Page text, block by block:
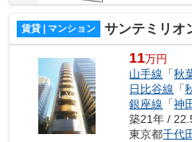
賃貸 | マンション サンテミリオ
11万円
山手線 「秋
日比谷線 「
銀座線 「神
築21年 /
東京都千代